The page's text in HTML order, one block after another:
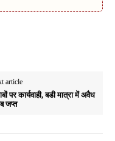
article
पर कार्यवाही, बडी मात्रा में अवैध
जप्त